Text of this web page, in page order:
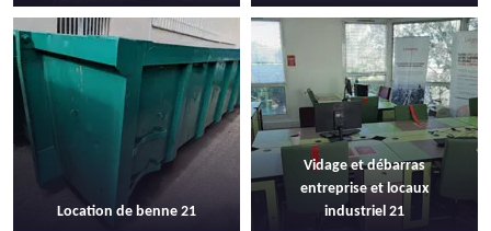
Location de benne 21
Vidage et débarras
entreprise et locaux
industriel 21